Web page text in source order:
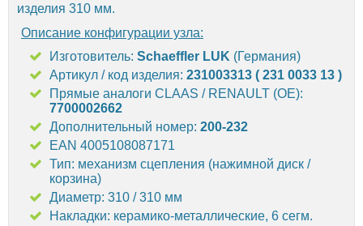
изделия 310 мм.
Описание конфигурации узла:
Изготовитель: Schaeffler LUK (Германия)
Артикул / код изделия: 231003313 ( 231 0033 13 )
Прямые аналоги CLAAS / RENAULT (OE):
7700002662
Дополнительный номер: 200-232
EAN 4005108087171
Тип: механизм сцепления (нажимной диск /
корзина)
Диаметр: 310 / 310 мм
Накладки: керамико-металлические, 6 сегм.